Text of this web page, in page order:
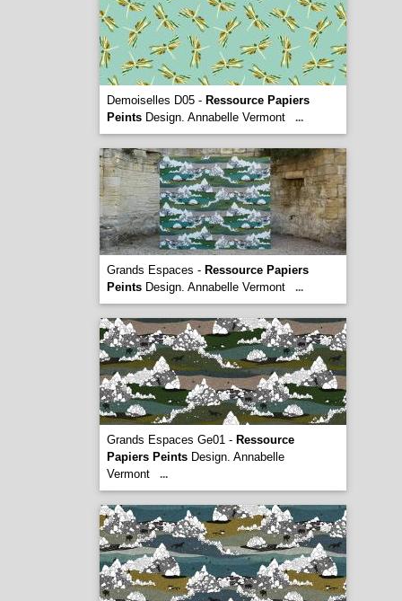
Demoiselles D05 - Ressource Papiers
PeintsDesign. Annabelle Vermont ...
Grands Espaces - Ressource Papiers
PeintsDesign. Annabelle Vermont ...
Grands Espaces Ge01 - Ressource
Papiers PeintsDesign. Annabelle
Vermont
...